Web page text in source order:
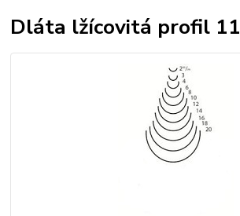
Dláta lžícovitá profil 11